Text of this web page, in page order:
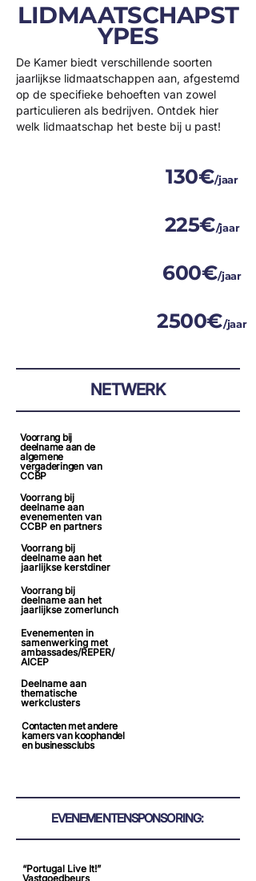
LIDMAATSCHAPST
YPES
De Kamer biedt verschillende soorten
jaarlijkse lidmaatschappen aan, afgestemd
op de specifieke behoeften van zowel
particulieren als bedrijven. Ontdek hier
welk lidmaatschap het beste bij u past!
130€/jaar
225€/jaar
600€/jaar
2500€/jaar
NETWERK
Voorrang bij
deelname aan de
algemene
vergaderingen van
CCBP
Voorrang bij
deelname aan
evenementen van
CCBP en partners
Voorrang bij
deelname aan het
jaarlijkse kerstdiner
Voorrang bij
deelname aan het
jaarlijkse zomerlunch
Evenementen in
samenwerking met
ambassades/REPER/
AICEP
Deelname aan
thematische
werkclusters
Contacten met andere
kamers van koophandel
en businessclubs
EVENEMENTENSPONSORING:
“Portugal Live It!”
Vastgoedbeurs